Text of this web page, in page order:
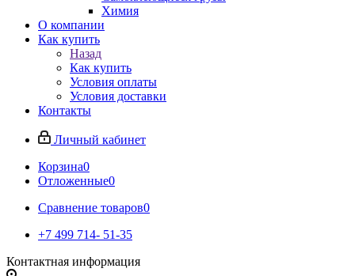
Химия
О компании
Как купить
Назад
Как купить
Условия оплаты
Условия доставки
Контакты
Личный кабинет
Корзина0
Отложенные0
Сравнение товаров0
+7 499 714- 51-35
Контактная информация